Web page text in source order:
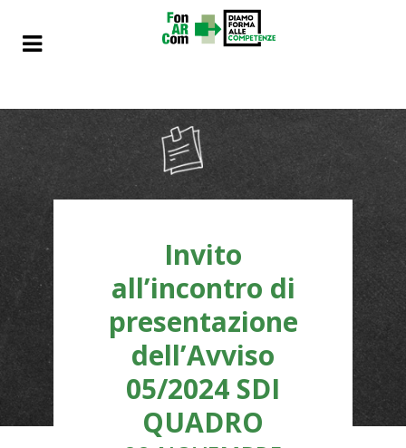
Invito
all’incontro di
presentazione
dell’Avviso
05/2024 SDI
QUADRO